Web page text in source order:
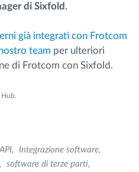
di Sixfold .
già integrati con Frotcom
team per ulteriori
di Frotcom con Sixfold.
Integrazione software
software di terze parti